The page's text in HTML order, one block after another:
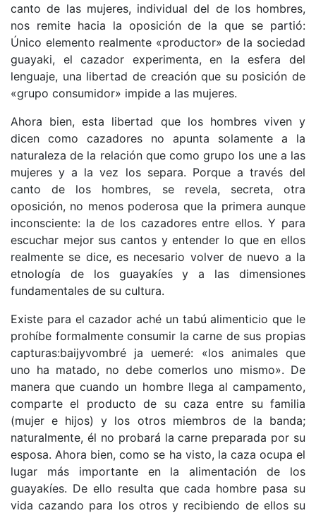
canto de las mujeres, individual del de los hombres,
nos remite hacia la oposición de la que se partió:
Único elemento realmente «productor» de la sociedad
guayaki, el cazador experimenta, en la esfera del
lenguaje, una libertad de creación que su posición de
«grupo consumidor» impide a las mujeres.
Ahora bien, esta libertad que los hombres viven y
dicen como cazadores no apunta solamente a la
naturaleza de la relación que como grupo los une a las
mujeres y a la vez los separa. Porque a través del
canto de los hombres, se revela, secreta, otra
oposición, no menos poderosa que la primera aunque
inconsciente: la de los cazadores entre ellos. Y para
escuchar mejor sus cantos y entender lo que en ellos
realmente se dice, es necesario volver de nuevo a la
etnología de los guayakíes y a las dimensiones
fundamentales de su cultura.
Existe para el cazador aché un tabú alimenticio que le
prohíbe formalmente consumir la carne de sus propias
capturas:baijyvombré ja uemeré: «los animales que
uno ha matado, no debe comerlos uno mismo». De
manera que cuando un hombre llega al campamento,
comparte el producto de su caza entre su familia
(mujer e hijos) y los otros miembros de la banda;
naturalmente, él no probará la carne preparada por su
esposa. Ahora bien, como se ha visto, la caza ocupa el
lugar más importante en la alimentación de los
guayakíes. De ello resulta que cada hombre pasa su
vida cazando para los otros y recibiendo de ellos su